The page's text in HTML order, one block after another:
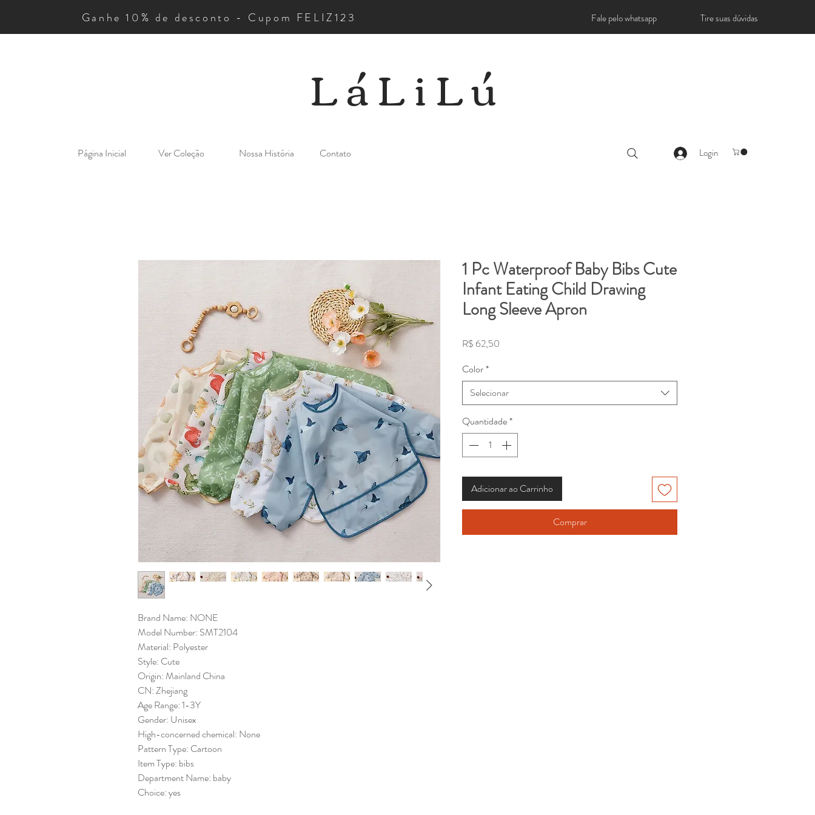
Ganhe 10% de desconto - Cupom FELIZ123 Fale pelo whatsapp Tire suas dúvidas
LáLiLú
Página Inicial Ver Coleção Nossa História Contato Login
Brand Name: NONE
Model Number: SMT2104
Material: Polyester
Style: Cute
Origin: Mainland China
CN: Zhejiang
Age Range: 1-3Y
Gender: Unisex
High-concerned chemical: None
Pattern Type: Cartoon
Item Type: bibs
Department Name: baby
Choice: yes
1 Pc Waterproof Baby Bibs Cute
Infant Eating Child Drawing
Long Sleeve Apron
R$ 62,50
Color*
Selecionar
Quantidade*
Adicionar ao Carrinho
Comprar